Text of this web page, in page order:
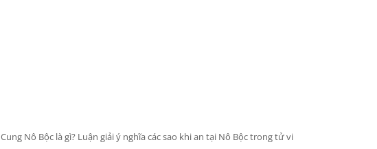
Cung Nô Bộc là gì? Luận giải ý nghĩa các sao khi an tại Nô Bộc trong tử vi